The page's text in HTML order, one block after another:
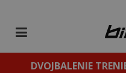
DVOJBALENIE